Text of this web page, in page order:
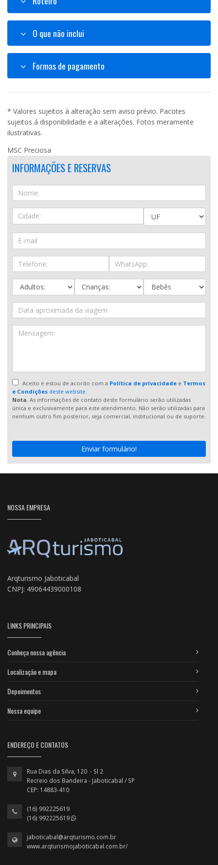
O que não inclui
Formas de pagamento
* Valores sujeitos à alteração sem aviso prévio. Pacotes
sujeitos á disponibilidade e a alterações. Fotos meramente
ilustrativas.
MSC Preciosa
INFORMAÇÕES E RESERVAS
Aceito e estou de acordo com a Política de privacidadee Termos
e Condições deste website.
Nota. As informações de contato deste formulário serão utilizadas
única e exclusivamente para este atendimento. Não serão utilizadas para
nenhum outro fim posterior, seja comercial, institucional ou de suporte.
Enviar formulário!
NOSSA EMPRESA
Arqturismo Jaboticabal
CNPJ: 49064439000108
LINKS PRINCIPAIS
Conheça nossa agência
Localização e mapa
Depoimentos
Nossa equipe
ENDEREÇO E CONTATOS
Rua Dias da Silva, 120 - Sl 2
Recreio dos Bandeira - Jaboticabal / SP
CEP: 14883-410
(16) 992225619
(16) 992225619
jaboticabal@arqturismo.com.br
www.arqturismojaboticabal.com.br/